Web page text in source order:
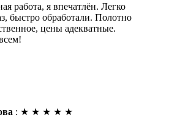
работа, я впечатлён. Легко
быстро обработали. Полотно
цены адекватные.
: ★ ★ ★ ★ ★